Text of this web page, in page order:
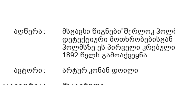
აღწერა :
მსგავსი წიგნები"შერლოკ
დეტექტიური
ჰოლმსზე ეს პირველი
1892 წელს გამოაქვეყნა.
ავტორი :
არტურ კონან დოილი